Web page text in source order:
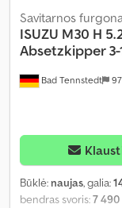
Bad Tennstedt
Savitarnos
ISUZU M30 H
Absetzkipper 3-
Būklė: naujas, galia:
bendras svoris:7 490